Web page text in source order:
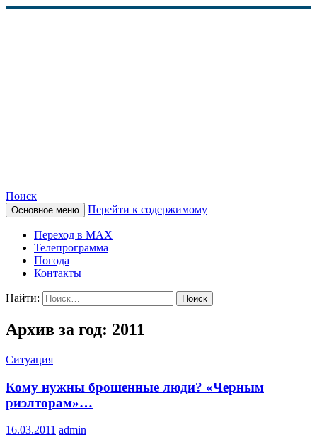
КАМЧАТСКОЕ
ИНФОРМАЦИОННОЕ
АГЕНТСТВО (КИА
«ВЕСТИ»)
Поиск
Основное меню Перейти к содержимому
Переход в MAX
Телепрограмма
Погода
Контакты
Найти:
Архив за год: 2011
Ситуация
Кому нужны брошенные люди? «Черным
риэлторам»…
16.03.2011 admin